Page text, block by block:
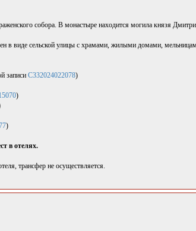
собора. В монастыре находится могила князя
в виде сельской улицы с храмами, жилыми домами,
записи С332024022078)
)
)
в отелях.
трансфер не осуществляется.